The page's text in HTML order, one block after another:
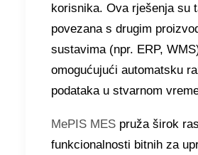
korisnika. Ova rješenja su
povezana s drugim
sustavima (npr. ERP,
omogućujući automatsku
podataka u stvarnom
MePIS MES pruža širok
funkcionalnosti bitnih za